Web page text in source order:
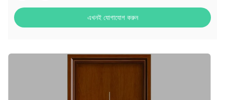
এখনই যোগাযোগ করুন